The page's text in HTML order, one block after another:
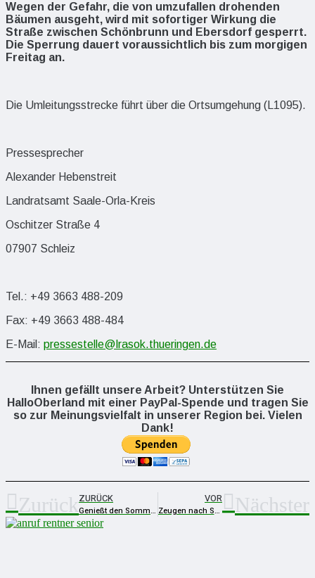
Wegen der Gefahr, die von umzufallen drohenden
Bäumen ausgeht, wird mit sofortiger Wirkung die
Straße zwischen Schönbrunn und Ebersdorf gesperrt.
Die Sperrung dauert voraussichtlich bis zum morgigen
Freitag an.
Die Umleitungsstrecke führt über die Ortsumgehung (L1095).
Pressesprecher
Alexander Hebenstreit
Landratsamt Saale-Orla-Kreis
Oschitzer Straße 4
07907 Schleiz
Tel.: +49 3663 488-209
Fax: +49 3663 488-484
E-Mail: pressestelle@lrasok.thueringen.de
Ihnen gefällt unsere Arbeit? Unterstützen Sie
HalloOberland mit einer PayPal-Spende und tragen Sie
so zur Meinungsvielfalt in unserer Region bei. Vielen
Dank!
ZurückZURÜCK
Genießt den Sommer!
VOR
Zeugen nach Sachbeschädigungen und Gefährlichem Eingriff in den Straßenverkehr gesucht Nächster